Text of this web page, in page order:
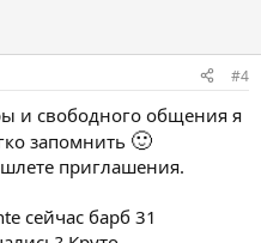
#4
и свободного общения я
запомнить 🙂
приглашения.
сейчас барб 31